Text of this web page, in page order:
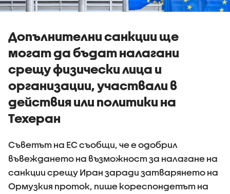
Допълнителни санкции ще
могат да бъдат налагани
срещу физически лица и
организации, участвали в
действия или политики на
Техеран
Съветът на ЕС съобщи, че е одобрил
въвеждането на възможност за налагане на
санкции срещу Иран заради затварянето на
Ормузкия проток, пише кореспондетът на